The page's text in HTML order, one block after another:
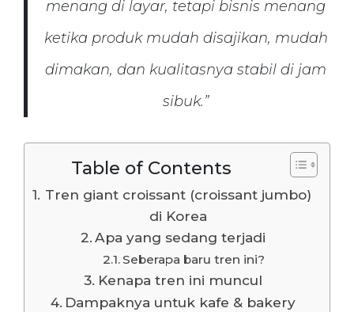
menang di layar, tetapi bisnis menang
ketika produk mudah disajikan, mudah
dimakan, dan kualitasnya stabil di jam
sibuk.”
Table of Contents
Tren giant croissant (croissant jumbo)
di Korea
Apa yang sedang terjadi
Seberapa baru tren ini?
Kenapa tren ini muncul
Dampaknya untuk kafe & bakery